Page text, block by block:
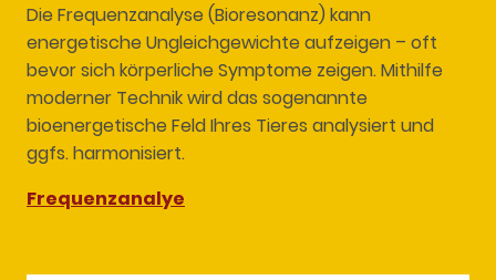
Die Frequenzanalyse (Bioresonanz) kann
energetische Ungleichgewichte aufzeigen – oft
bevor sich körperliche Symptome zeigen. Mithilfe
moderner Technik wird das sogenannte
bioenergetische Feld Ihres Tieres analysiert und
ggfs. harmonisiert.
Frequenzanalye